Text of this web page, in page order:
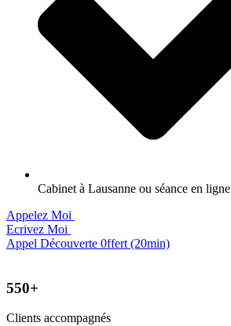
Cabinet à Lausanne ou séance en ligne
Appelez Moi
Ecrivez Moi
Appel Découverte 0ffert (20min)
550+
Clients accompagnés